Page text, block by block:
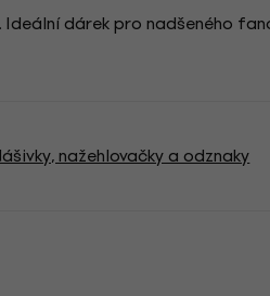
dárek pro nadšeného
nažehlovačky a odznaky